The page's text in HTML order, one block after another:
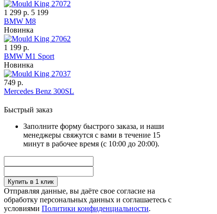
1 299 р. 5 199
BMW M8
Новинка
1 199 р.
BMW M1 Sport
Новинка
749 р.
Mercedes Benz 300SL
Быстрый заказ
Заполните форму быстрого заказа, и наши
менеджеры свяжутся с вами в течение 15
минут в рабочее время (с 10:00 до 20:00).
Купить в 1 клик
Отправляя данные, вы даёте свое согласие на
обработку персональных данных и соглашаетесь с
условиями Политики конфиденциальности.